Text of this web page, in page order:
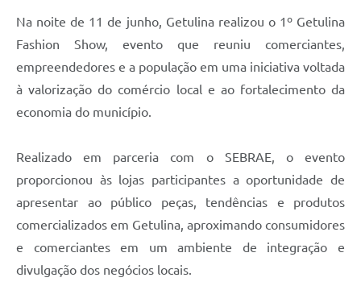
Na noite de 11 de junho, Getulina realizou o 1º Getulina
Fashion Show, evento que reuniu comerciantes,
empreendedores e a população em uma iniciativa voltada
à valorização do comércio local e ao fortalecimento da
economia do município.
Realizado em parceria com o SEBRAE, o evento
proporcionou às lojas participantes a oportunidade de
apresentar ao público peças, tendências e produtos
comercializados em Getulina, aproximando consumidores
e comerciantes em um ambiente de integração e
divulgação dos negócios locais.